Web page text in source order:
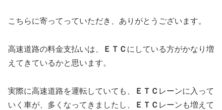
こちらに寄ってっていただき、ありがとうございます。
高速道路の料金支払いは、 ＥＴＣ にしている方がかなり増
えてきているかと思います。
実際に高速道路を運転していても、 ＥＴＣ レーンに入って
いく車が、多くなってきましたし、
ＥＴＣ レーンも増えて